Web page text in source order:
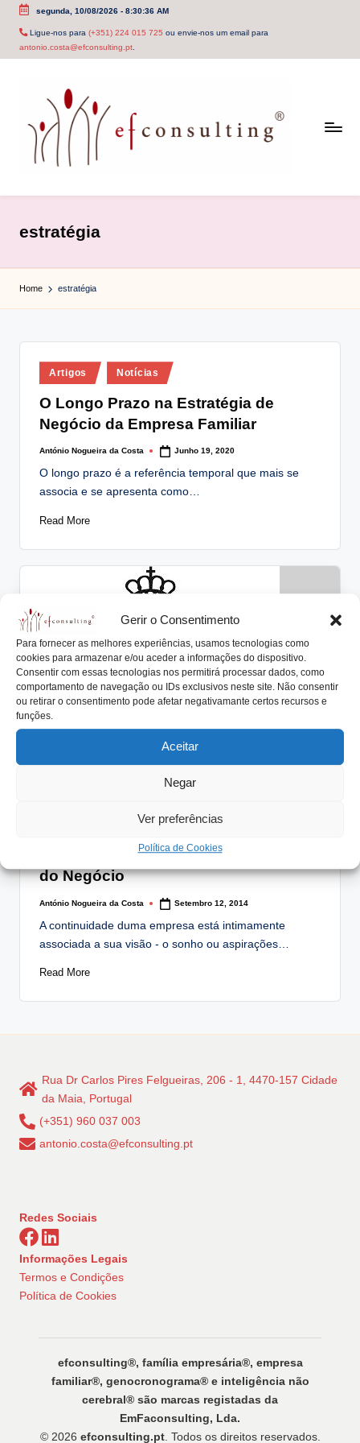
Gerir o Consentimento
Para fornecer as melhores experiências, usamos tecnologias como
cookies para armazenar e/ou aceder a informações do dispositivo.
Consentir com essas tecnologias nos permitirá processar dados, como
comportamento de navegação ou IDs exclusivos neste site. Não consentir
ou retirar o consentimento pode afetar negativamante certos recursos e
funções.
Aceitar
Negar
Ver preferências
Política de Cookies
Skip
segunda, 10/08/2026- 8:30:36 AM
Ligue-nos para (+351) 224 015 725 ou envie-nos um email para
antonio.costa@efconsulting.pt.
c
o
n
u
estratégia
Home estratégia
Posted
in
Artigos Notícias
O Longo Prazo na Estratégia de
Negócio da Empresa Familiar
Posted
António Nogueira da Costa Junho 19, 2020
O longo prazo é a referência temporal que mais se
associa e se apresenta como…
Read More
Desacordo sobre a Visão e Estratégia
do Negócio
Posted
António Nogueira da Costa Setembro 12, 2014
A continuidade duma empresa está intimamente
associada a sua visão - o sonho ou aspirações…
Read More
Rua Dr Carlos Pires Felgueiras, 206 - 1, 4470-157 Cidade
da Maia, Portugal
(+351) 960 037 003
antonio.costa@efconsulting.pt
Redes Sociais
Informações Legais
Termos e Condições
Política de Cookies
efconsulting®️, família empresária®️, empresa
familiar®️, genocronograma®️ e inteligência não
cerebral®️ são marcas registadas da
EmFaconsulting, Lda.
© 2026 efconsulting.pt. Todos os direitos reservados.